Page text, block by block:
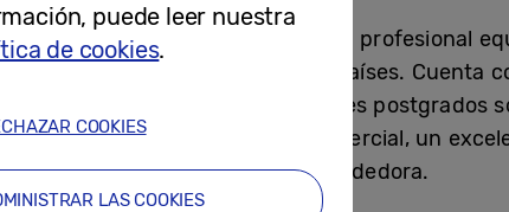
durante toda su trayectoria profesional
en diversas industrias y países. Cuenta
su formación con diferentes postgrados
es experto en estrategia comercial, un
y mentalidad emprendedora.
puede leer nuestra
de cookies.
COOKIES
LAS COOKIES